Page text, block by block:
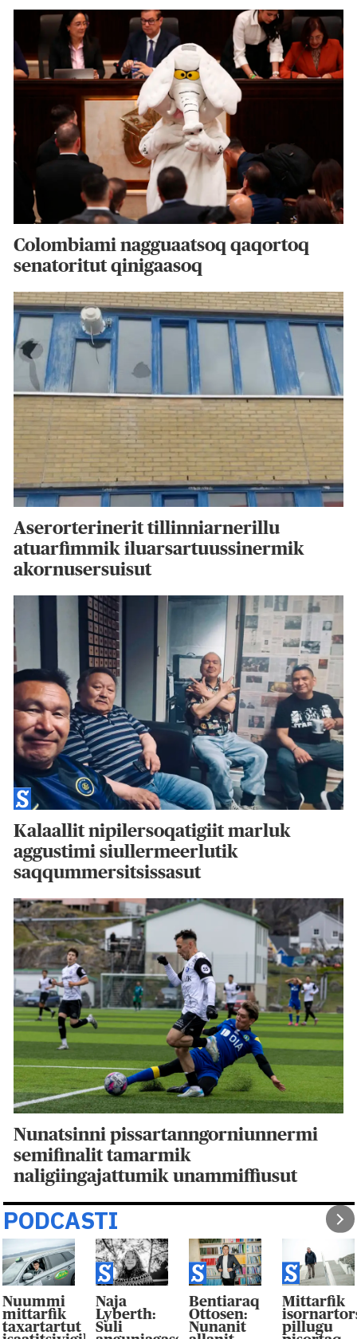
Colombiami nagguaatsoq qaqortoq
senatoritut qinigaasoq
Aserorterinerit tillinniarnerillu
atuarfimmik iluarsartuussinermik
akornusersuisut
Kalaallit nipilersoqatigiit marluk
aggustimi siullermeerlutik
saqqummersitsissasut
Nunatsinni pissartanngorniunnermi
semifinalit tamarmik
naligiingajattumik unammiffiusut
PODCASTI
Nuummi
mittarfik
taxartartut
Naja
Lyberth:
Suli
Bentiaraq
Ottosen:
Nunanit
Mittarfik
pillugu